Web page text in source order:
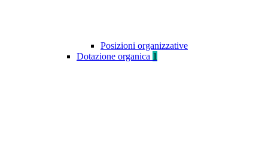
Posizioni organizzative
Dotazione organica 1